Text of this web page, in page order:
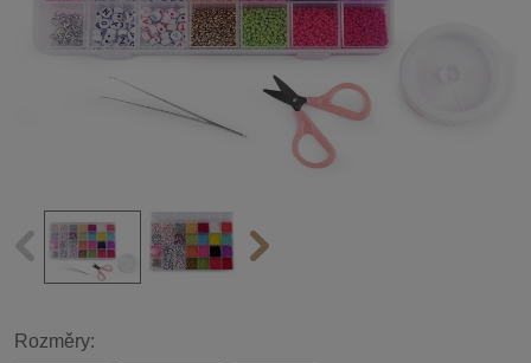
Rozměry: